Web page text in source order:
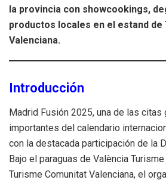
la provincia con showcookings,
productos locales en el estand de
Valenciana.
Introducción
Madrid Fusión 2025, una de las
importantes del calendario
con la destacada participación de la
Bajo el paraguas de València
Turisme Comunitat Valenciana, el